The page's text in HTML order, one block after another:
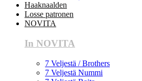
Haaknaalden
Losse patronen
NOVITA
In NOVITA
7 Veljestä / Brothers
7 Veljestä Nummi